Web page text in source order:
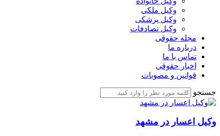
وکیل ملکی
وکیل پزشکی
وکیل تصادفات
مجله حقوقی
درباره ما
تماس با ما
اخبار حقوقی
قوانین و مصوبات
جستجو
وکیل اعسار در مشهد